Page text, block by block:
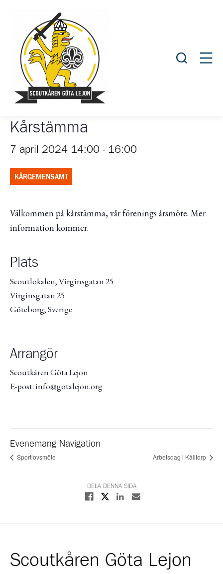
Öppna
Kårstämma
7 april 2024 14:00 - 16:00
KÅRGEMENSAMT
Välkommen på kårstämma, vår förenings årsmöte. Mer
information kommer.
Plats
Scoutlokalen, Virginsgatan 25
Virginsgatan 25
Göteborg,Sverige
Arrangör
Scoutkåren Göta Lejon
E-post: info@gotalejon.org
Evenemang Navigation
Sportlovsmöte Arbetsdag i Kålltorp
DELA DENNA SIDA
Dela på Facebook
Dela på XDela på Linkedin
Dela med E-post
Scoutkåren Göta Lejon